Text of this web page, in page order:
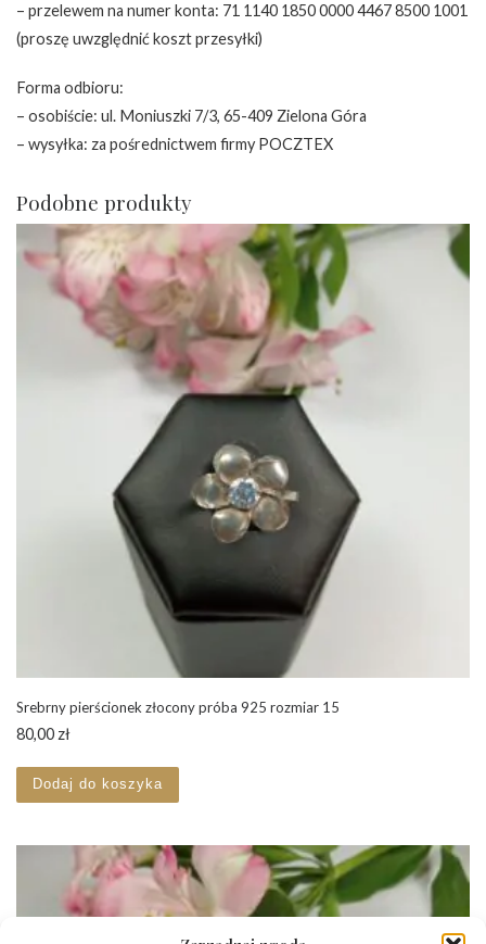
– przelewem na numer konta: 71 1140 1850 0000 4467 8500 1001
(proszę uwzględnić koszt przesyłki)
Forma odbioru:
– osobiście: ul. Moniuszki 7/3, 65-409 Zielona Góra
– wysyłka: za pośrednictwem firmy POCZTEX
Podobne produkty
Srebrny pierścionek złocony próba 925 rozmiar 15
80,00 zł
Dodaj do koszyka